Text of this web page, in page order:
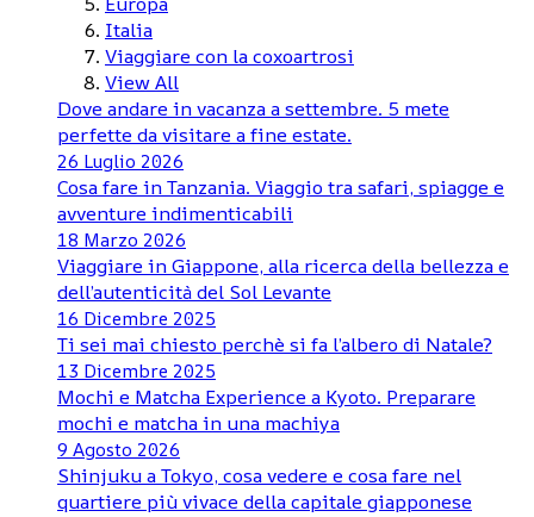
Italia
Viaggiare con la coxoartrosi
View All
Dove andare in vacanza a settembre. 5 mete
perfette da visitare a fine estate.
26 Luglio 2026
Cosa fare in Tanzania. Viaggio tra safari, spiagge e
avventure indimenticabili
18 Marzo 2026
Viaggiare in Giappone, alla ricerca della bellezza e
dell’autenticità del Sol Levante
16 Dicembre 2025
Ti sei mai chiesto perchè si fa l’albero di Natale?
13 Dicembre 2025
Mochi e Matcha Experience a Kyoto. Preparare
mochi e matcha in una machiya
9 Agosto 2026
Shinjuku a Tokyo, cosa vedere e cosa fare nel
quartiere più vivace della capitale giapponese